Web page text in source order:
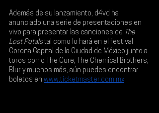
Además de su lanzamiento, d4vd ha
anunciado una serie de presentaciones en
vivo para presentar las canciones de The
Lost Petals tal como lo hará en el festival
Corona Capital de la Ciudad de México junto a
toros como The Cure, The Chemical Brothers,
Blur y muchos más, aún puedes encontrar
boletos en www.ticketmaster.com.mx